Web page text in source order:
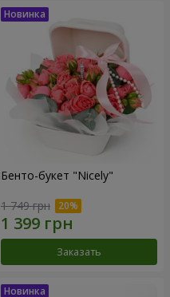
Бенто-букет "Nicely"
1 749 грн
Заказать